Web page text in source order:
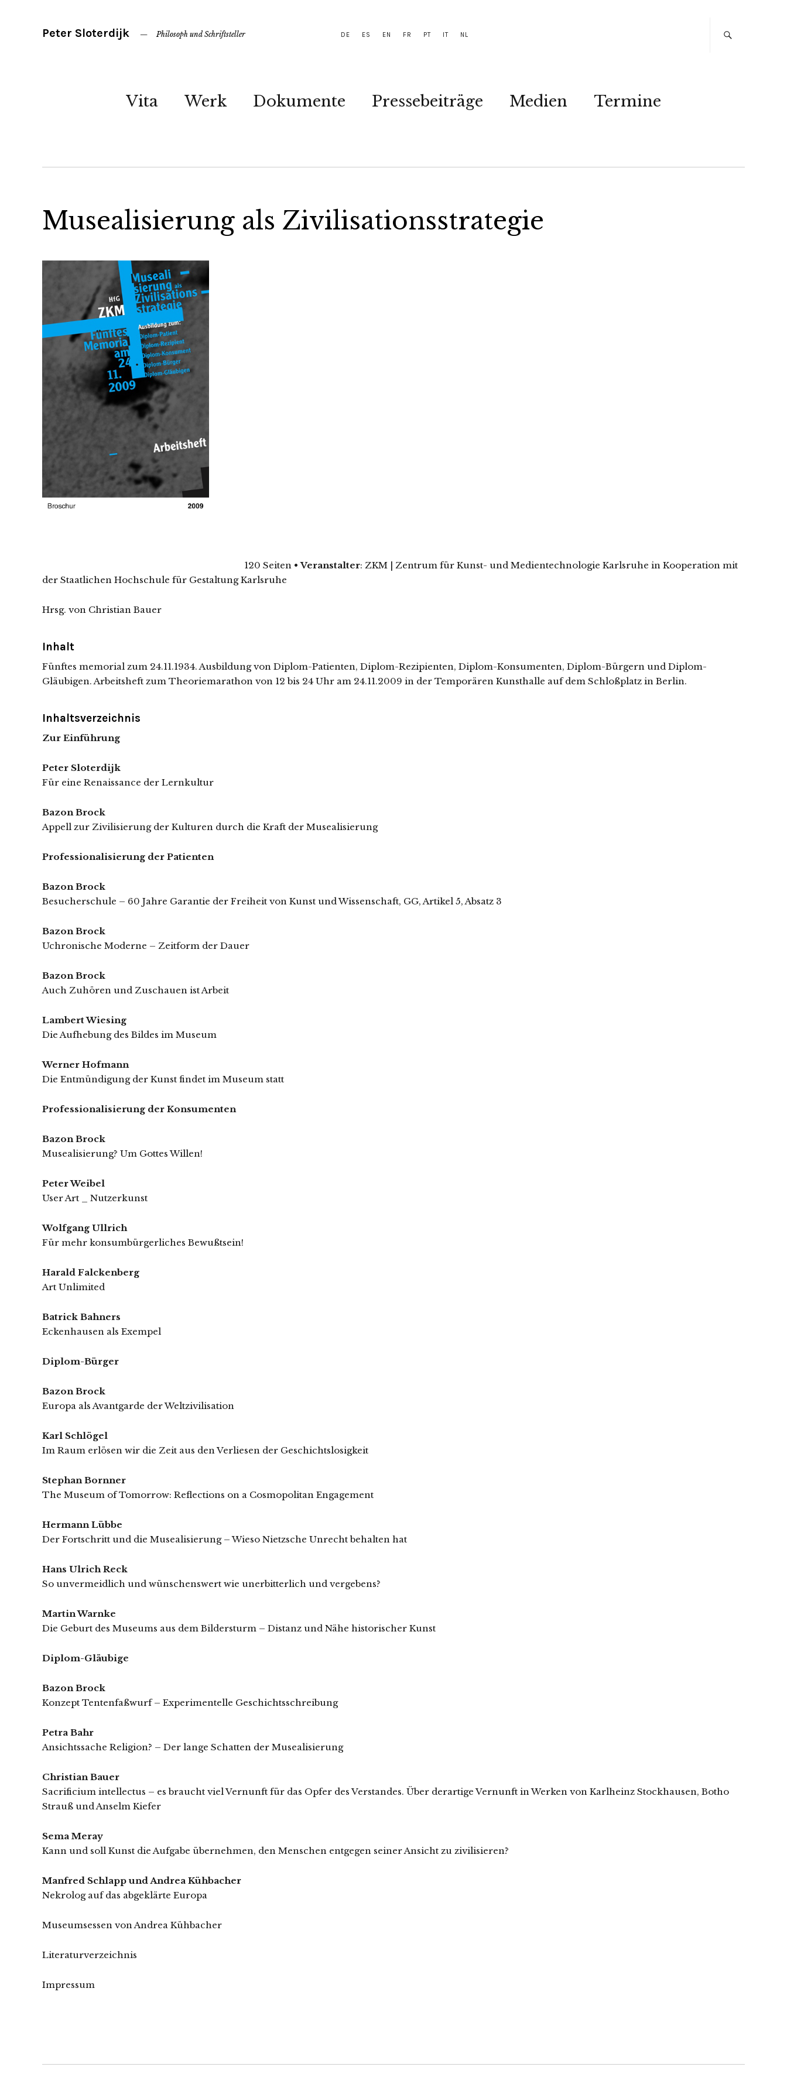
DE ES EN FR PT IT NL
Peter Sloterdijk Philosoph und Schriftsteller
Vita Werk Dokumente Pressebeiträge Medien Termine
Musealisierung als Zivilisationsstrategie
120 Seiten • Veranstalter: ZKM | Zentrum für Kunst- und Medientechnologie Karlsruhe in Kooperation mit
der Staatlichen Hochschule für Gestaltung Karlsruhe
Hrsg. von Christian Bauer
Inhalt
Fünftes memorial zum 24.11.1934. Ausbildung von Diplom-Patienten, Diplom-Rezipienten, Diplom-Konsumenten, Diplom-Bürgern und Diplom-
Gläubigen. Arbeitsheft zum Theoriemarathon von 12 bis 24 Uhr am 24.11.2009 in der Temporären Kunsthalle auf dem Schloßplatz in Berlin.
Inhaltsverzeichnis
Zur Einführung
Peter Sloterdijk
Für eine Renaissance der Lernkultur
Bazon Brock
Appell zur Zivilisierung der Kulturen durch die Kraft der Musealisierung
Professionalisierung der Patienten
Bazon Brock
Besucherschule – 60 Jahre Garantie der Freiheit von Kunst und Wissenschaft, GG, Artikel 5, Absatz 3
Bazon Brock
Uchronische Moderne – Zeitform der Dauer
Bazon Brock
Auch Zuhören und Zuschauen ist Arbeit
Lambert Wiesing
Die Aufhebung des Bildes im Museum
Werner Hofmann
Die Entmündigung der Kunst findet im Museum statt
Professionalisierung der Konsumenten
Bazon Brock
Musealisierung? Um Gottes Willen!
Peter Weibel
User Art _ Nutzerkunst
Wolfgang Ullrich
Für mehr konsumbürgerliches Bewußtsein!
Harald Falckenberg
Art Unlimited
Batrick Bahners
Eckenhausen als Exempel
Diplom-Bürger
Bazon Brock
Europa als Avantgarde der Weltzivilisation
Karl Schlögel
Im Raum erlösen wir die Zeit aus den Verliesen der Geschichtslosigkeit
Stephan Bornner
The Museum of Tomorrow: Reflections on a Cosmopolitan Engagement
Hermann Lübbe
Der Fortschritt und die Musealisierung – Wieso Nietzsche Unrecht behalten hat
Hans Ulrich Reck
So unvermeidlich und wünschenswert wie unerbitterlich und vergebens?
Martin Warnke
Die Geburt des Museums aus dem Bildersturm – Distanz und Nähe historischer Kunst
Diplom-Gläubige
Bazon Brock
Konzept Tentenfaßwurf – Experimentelle Geschichtsschreibung
Petra Bahr
Ansichtssache Religion? – Der lange Schatten der Musealisierung
Christian Bauer
Sacrificium intellectus – es braucht viel Vernunft für das Opfer des Verstandes. Über derartige Vernunft in Werken von Karlheinz Stockhausen, Botho
Strauß und Anselm Kiefer
Sema Meray
Kann und soll Kunst die Aufgabe übernehmen, den Menschen entgegen seiner Ansicht zu zivilisieren?
Manfred Schlapp und Andrea Kühbacher
Nekrolog auf das abgeklärte Europa
Museumsessen von Andrea Kühbacher
Literaturverzeichnis
Impressum